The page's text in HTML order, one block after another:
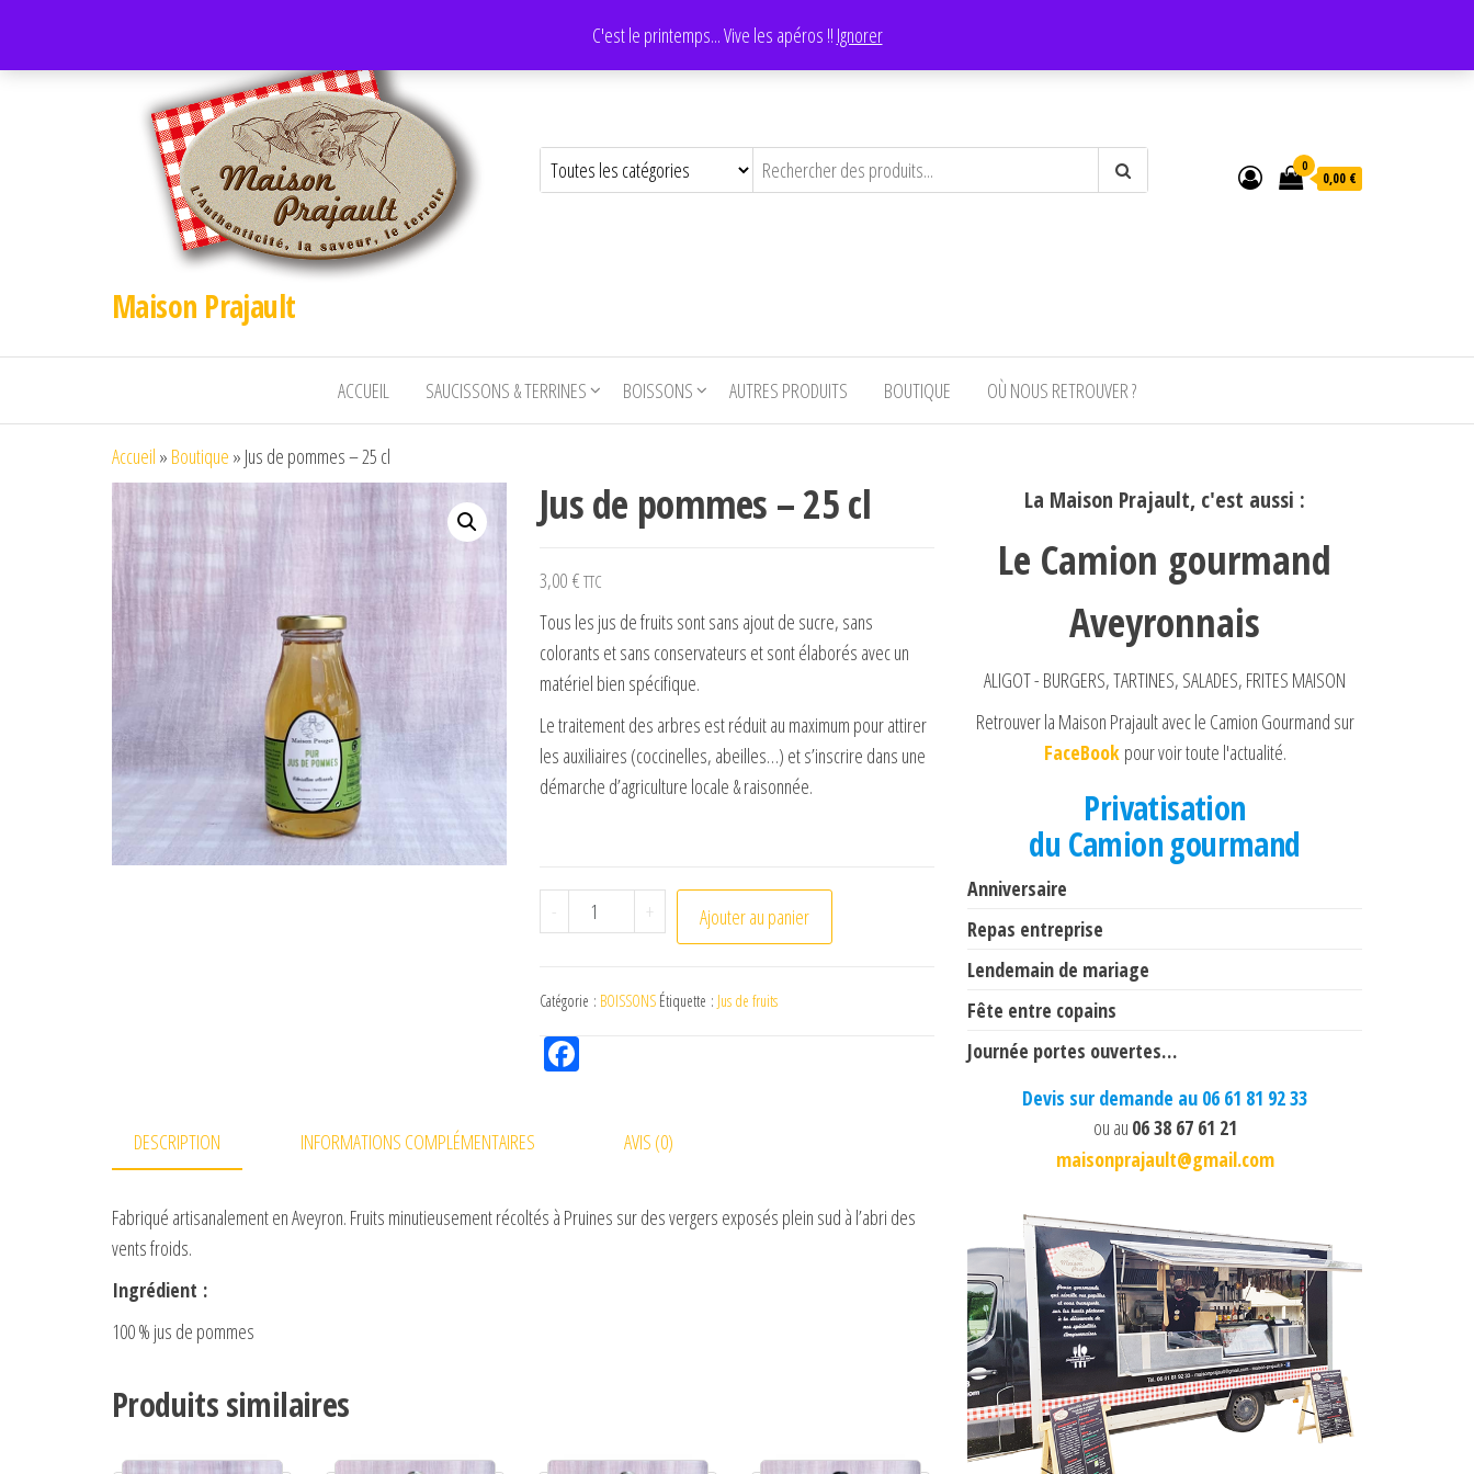
C'est le printemps... Vive les apéros !! Ignorer
Maison Prajault
0
0,00 €
ACCUEIL SAUCISSONS & TERRINES BOISSONS AUTRES PRODUITS BOUTIQUE OÙ NOUS RETROUVER ?
Accueil » Boutique » Jus de pommes – 25 cl
Jus de pommes – 25 cl
3,00 € TTC
Tous les jus de fruits sont sans ajout de sucre, sans
colorants et sans conservateurs et sont élaborés avec un
matériel bien spécifique.
Le traitement des arbres est réduit au maximum pour attirer
les auxiliaires (coccinelles, abeilles…) et s’inscrire dans une
démarche d’agriculture locale & raisonnée.
- quantité de Jus de pommes - 25 cl
+ Ajouter au panier
Catégorie : BOISSONS Étiquette : Jus de fruits
DESCRIPTION INFORMATIONS COMPLÉMENTAIRES AVIS (0)
Fabriqué artisanalement en Aveyron. Fruits minutieusement récoltés à Pruines sur des vergers exposés plein sud à l’abri des
vents froids.
Ingrédient :
100 % jus de pommes
Produits similaires
La Maison Prajault, c'est aussi :
Le Camion gourmand
Aveyronnais
ALIGOT - BURGERS, TARTINES, SALADES, FRITES MAISON
Retrouver la Maison Prajault avec le Camion Gourmand sur
FaceBook pour voir toute l'actualité.
Privatisation
du Camion gourmand
Anniversaire
Repas entreprise
Lendemain de mariage
Fête entre copains
Journée portes ouvertes…
Devis sur demande au 06 61 81 92 33
ou au 06 38 67 61 21
maisonprajault@gmail.com